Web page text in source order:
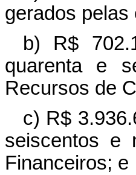
gerados
b) R$
quarenta e
Recursos de
c) R$
seiscentos e
Financeiros; e